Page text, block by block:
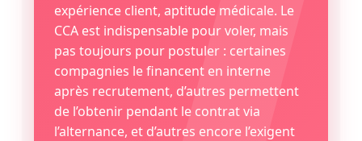
expérience client, aptitude médicale. Le
CCA est indispensable pour voler, mais
pas toujours pour postuler : certaines
compagnies le financent en interne
après recrutement, d’autres permettent
de l’obtenir pendant le contrat via
l’alternance, et d’autres encore l’exigent